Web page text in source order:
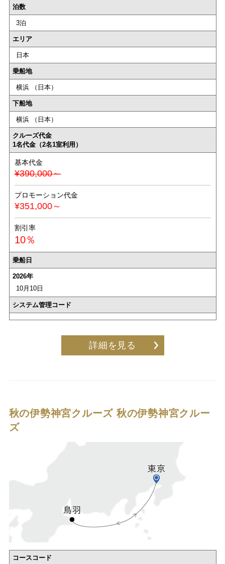
泊数
3泊
エリア
日本
乗船地
横浜 （日本）
下船地
横浜 （日本）
クルーズ代金
1名代金（2名1室利用）
基本代金
¥390,000～
プロモーション代金
¥351,000～
割引率
10％
乗船日
2026年
10月10日
システム管理コード
詳細を見る
秋の伊勢神宮クルーズ 秋の伊勢神宮クルー
ズ
コースコード